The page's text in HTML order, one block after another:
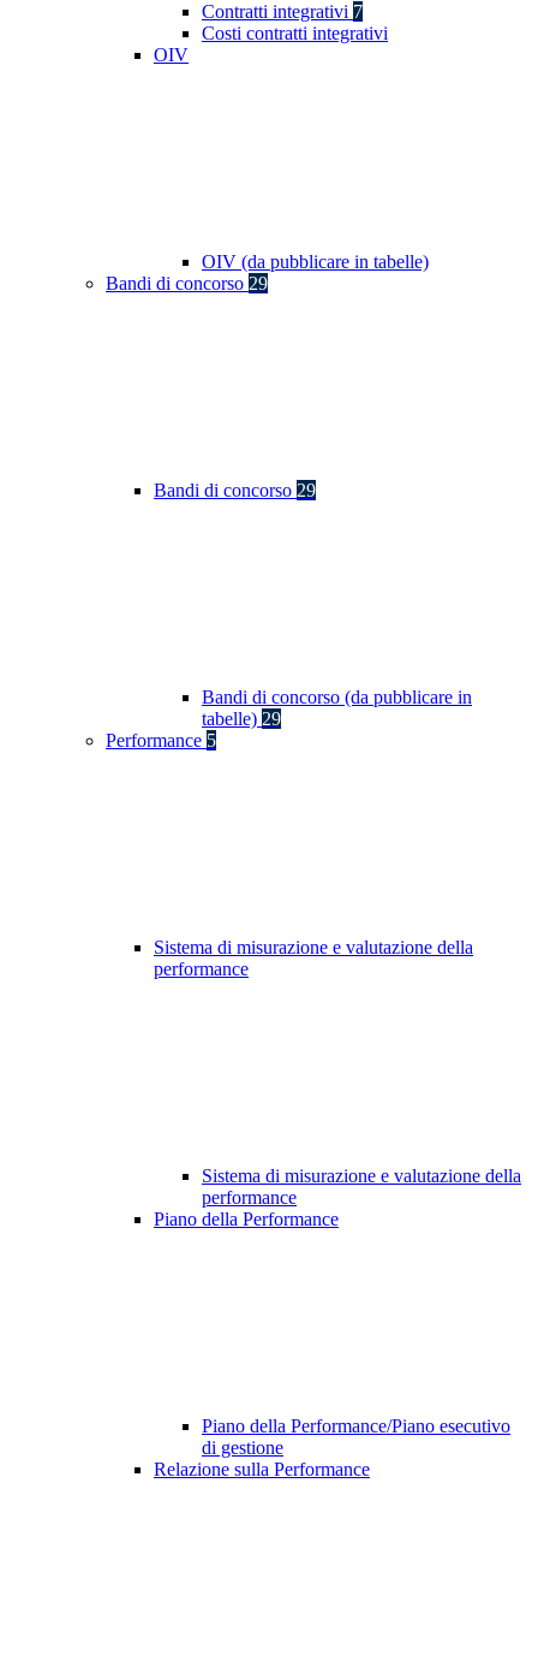
Contratti integrativi 7
Costi contratti integrativi
OIV
OIV (da pubblicare in tabelle)
Bandi di concorso 29
Bandi di concorso 29
Bandi di concorso (da pubblicare in
tabelle) 29
Performance 5
Sistema di misurazione e valutazione della
performance
Sistema di misurazione e valutazione della
performance
Piano della Performance
Piano della Performance/Piano esecutivo
di gestione
Relazione sulla Performance